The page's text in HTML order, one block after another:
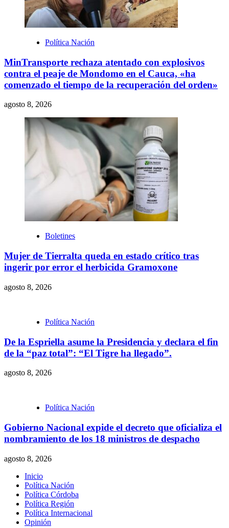
Política Nación
MinTransporte rechaza atentado con explosivos
contra el peaje de Mondomo en el Cauca, «ha
comenzado el tiempo de la recuperación del orden»
agosto 8, 2026
Boletines
Mujer de Tierralta queda en estado crítico tras
ingerir por error el herbicida Gramoxone
agosto 8, 2026
Política Nación
De la Espriella asume la Presidencia y declara el fin
de la “paz total”: “El Tigre ha llegado”.
agosto 8, 2026
Política Nación
Gobierno Nacional expide el decreto que oficializa el
nombramiento de los 18 ministros de despacho
agosto 8, 2026
Inicio
Política Nación
Política Córdoba
Política Región
Política Internacional
Opinión